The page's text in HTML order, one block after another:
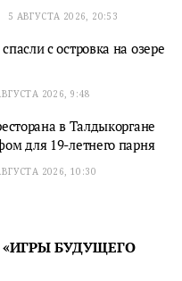
5 АВГУСТА 2026, 20:53
с островка на озере
2026, 9:48
в Талдыкоргане
для 19-летнего парня
2026, 10:30
БУДУЩЕГО